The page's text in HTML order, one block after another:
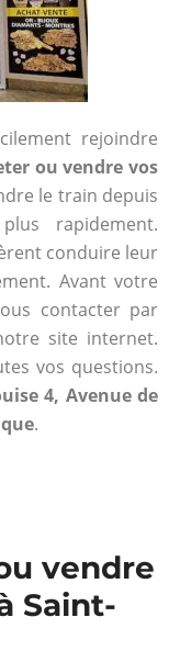
rejoindre
ou vendre vos
le train depuis
rapidement.
conduire leur
Avant votre
contacter par
site internet.
vos questions.
4, Avenue de
.
vendre
Saint-